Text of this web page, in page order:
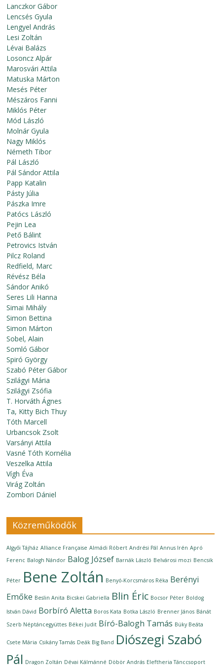
Lanczkor Gábor
Lencsés Gyula
Lengyel András
Lesi Zoltán
Lévai Balázs
Losoncz Alpár
Marosvári Attila
Matuska Márton
Mesés Péter
Mészáros Fanni
Miklós Péter
Mód László
Molnár Gyula
Nagy Miklós
Németh Tibor
Pál László
Pál Sándor Attila
Papp Katalin
Pásty Júlia
Pászka Imre
Patócs László
Pejin Lea
Pető Bálint
Petrovics István
Pilcz Roland
Redfield, Marc
Révész Béla
Sándor Anikó
Seres Lili Hanna
Simai Mihály
Simon Bettina
Simon Márton
Sobel, Alain
Somló Gábor
Spiró György
Szabó Péter Gábor
Szilágyi Mária
Szilágyi Zsófia
T. Horváth Ágnes
Ta, Kitty Bich Thuy
Tóth Marcell
Urbancsok Zsolt
Varsányi Attila
Vasné Tóth Kornélia
Veszelka Attila
Vígh Éva
Virág Zoltán
Zombori Dániel
Közreműködők
Algyői Tájház Alliance Française Almádi Róbert Andrési Pál Annus Irén Apró
Ferenc Balogh Nándor Balog József Barnák László Belvárosi mozi Bencsik
Péter Bene Zoltán Benyó-Korcsmáros Réka Berényi
Emőke Beslin Anita Bicskei Gabriella Blin Éric Bocsor Péter Boldog
István Dávid Borbíró Aletta Boros Kata Botka László Brenner János Bánát
Szerb Néptáncegyüttes Békei Judit Bíró-Balogh Tamás Büky Beáta
Csete Mária Csikány Tamás Deák Big Band Diószegi Szabó
Pál Dragon Zoltán Dévai Kálmánné Döbör András Eleftheria Tánccsoport